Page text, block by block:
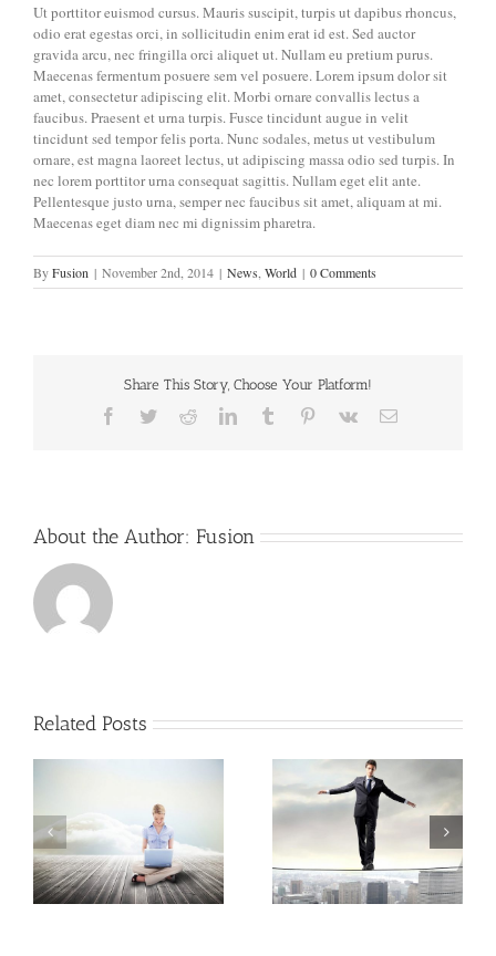
Ut porttitor euismod cursus. Mauris suscipit, turpis ut dapibus rhoncus,
odio erat egestas orci, in sollicitudin enim erat id est. Sed auctor
gravida arcu, nec fringilla orci aliquet ut. Nullam eu pretium purus.
Maecenas fermentum posuere sem vel posuere. Lorem ipsum dolor sit
amet, consectetur adipiscing elit. Morbi ornare convallis lectus a
faucibus. Praesent et urna turpis. Fusce tincidunt augue in velit
tincidunt sed tempor felis porta. Nunc sodales, metus ut vestibulum
ornare, est magna laoreet lectus, ut adipiscing massa odio sed turpis. In
nec lorem porttitor urna consequat sagittis. Nullam eget elit ante.
Pellentesque justo urna, semper nec faucibus sit amet, aliquam at mi.
Maecenas eget diam nec mi dignissim pharetra.
ByFusion | November 2nd, 2014 | News World | 0 Comments
Share This Story, Choose Your Platform!
Facebook
TwitterRedditLinkedInTumblr Pinterest
Vk Email
About the Author: Fusion
Related Posts
Fusce Tincidunt Augue